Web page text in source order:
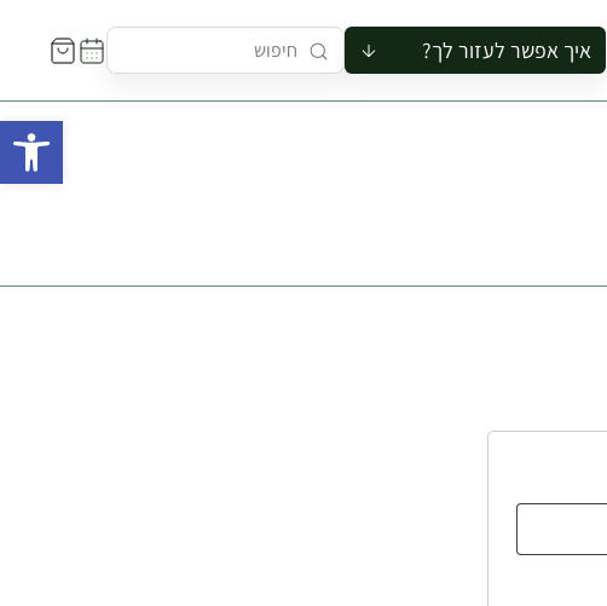
איך אפשר לעזור לך?
להזמין סיור לקבוצה
לתאם ביקור בצריף